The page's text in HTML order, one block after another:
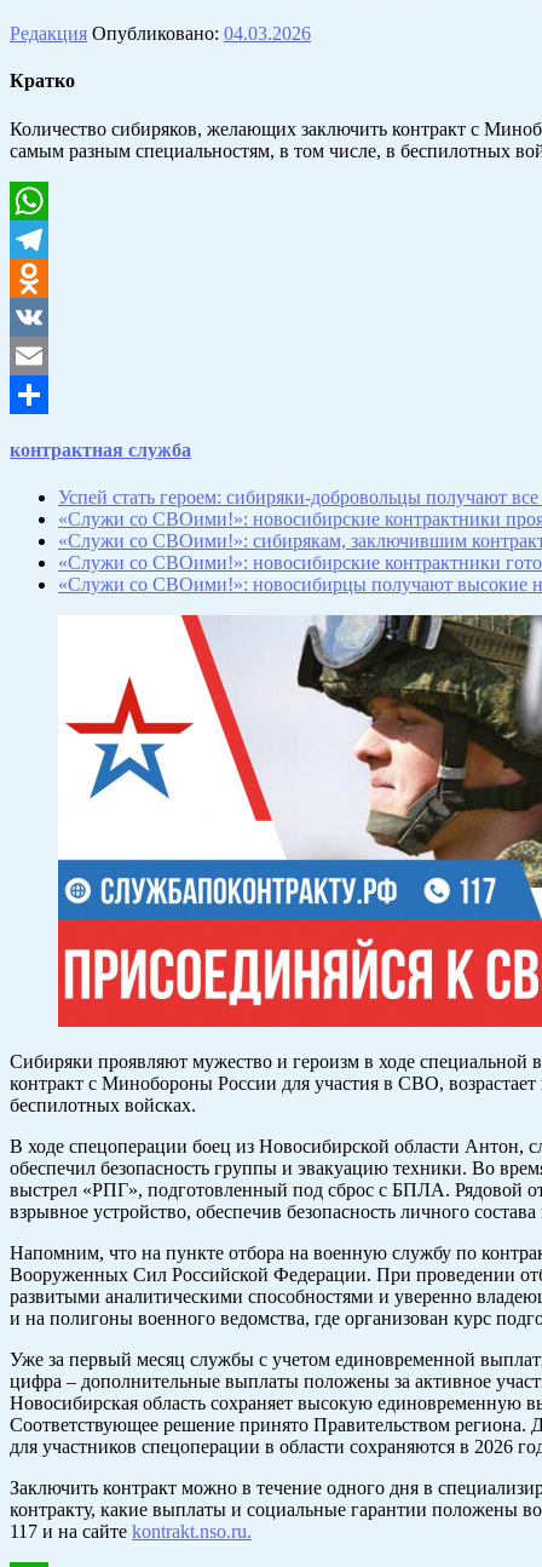
Редакция Опубликовано: 04.03.2026
Кратко
Количество сибиряков, желающих заключить контракт с
самым разным специальностям, в том числе, в беспилотных
WhatsApp
Telegram
Odnoklassniki
VK
Email
контрактная служба
Успей стать героем: сибиряки-добровольцы получают
«Служи со СВОими!»: новосибирские контрактники
«Служи со СВОими!»: сибирякам, заключившим
«Служи со СВОими!»: новосибирские контрактники
«Служи со СВОими!»: новосибирцы получают высокие
Сибиряки проявляют мужество и героизм в ходе
контракт с Минобороны России для участия в СВО,
беспилотных войсках.
В ходе спецоперации боец из Новосибирской области Антон,
обеспечил безопасность группы и эвакуацию техники. Во
выстрел «РПГ», подготовленный под сброс с БПЛА. Рядовой
взрывное устройство, обеспечив безопасность личного
Напомним, что на пункте отбора на военную службу по
Вооруженных Сил Российской Федерации. При проведении
развитыми аналитическими способностями и уверенно
и на полигоны военного ведомства, где организован курс
Уже за первый месяц службы с учетом единовременной
цифра – дополнительные выплаты положены за активное
Новосибирская область сохраняет высокую единовременную
Соответствующее решение принято Правительством
для участников спецоперации в области сохраняются в 2026
Заключить контракт можно в течение одного дня в
контракту, какие выплаты и социальные гарантии положены
117 и на сайте kontrakt.nso.ru.